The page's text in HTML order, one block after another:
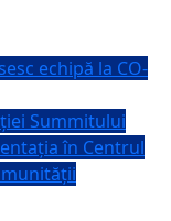
echipă la CO-
Summitului
în Centrul